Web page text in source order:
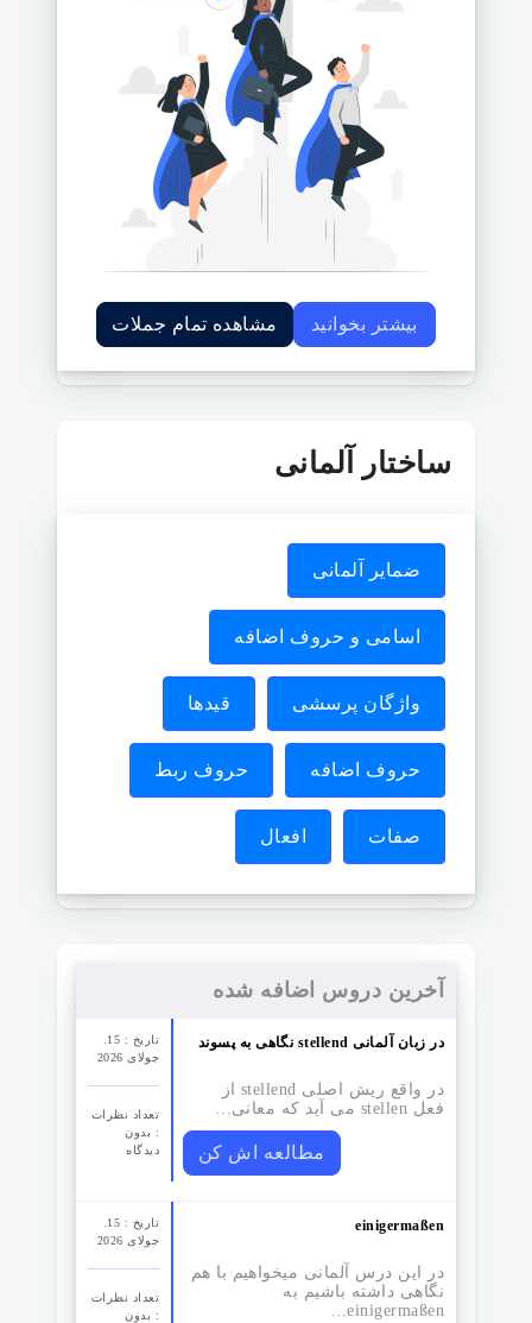
بیشتر بخوانید مشاهده تمام جملات
ساختار آلمانی
ضمایر آلمانی
اسامی و حروف اضافه
واژگان پرسشی قیدها
حروف اضافه حروف ربط
صفات افعال
آخرین دروس اضافه شده
جولای 2026
تعداد نظرات‌
: بدون
دیدگاه
نگاهی به پسوند stellend در زبان آلمانی
در واقع ریش اصلی stellend از
فعل stellen می آید که معانی…
مطالعه اش کن
جولای 2026
تعداد نظرات‌
: بدون
einigermaßen
در این درس آلمانی میخواهیم با هم
نگاهی داشته باشیم به
einigermaßen…